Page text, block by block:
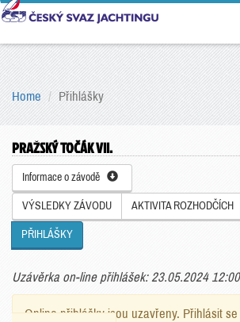
Home Přihlášky
PRAŽSKÝ TOČÁK VII.
Informace o závodě
VÝSLEDKY ZÁVODU AKTIVITA ROZHODČÍCH
PŘIHLÁŠKY
Uzávěrka on-line přihlášek: 23.05.2024
Online přihlášky jsou uzavřeny. Přihlásit